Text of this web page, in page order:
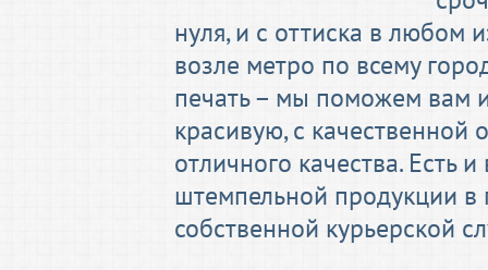
нуля, и с оттиска в любом
возле метро по всему
печать – мы поможем вам
красивую, с
отличного качества. Есть
штемпельной продукции в
собственной курьерской